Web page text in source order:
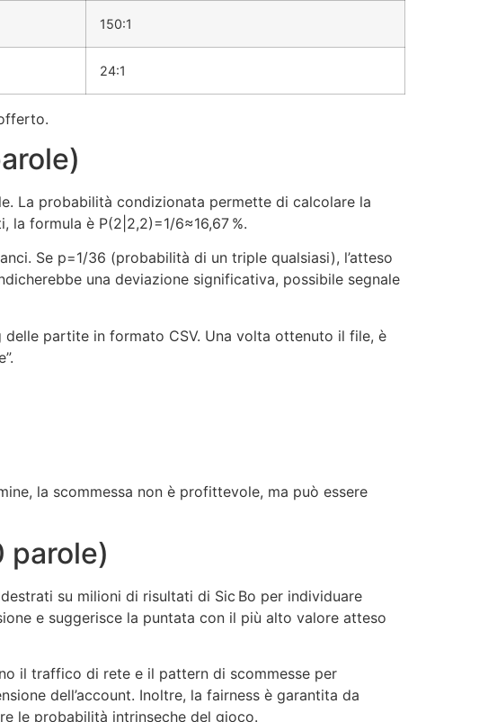
150:1
24:1
La probabilità condizionata permette di calcolare la
la formula è P(2|2,2)=1/6≈16,67 %.
Se p=1/36 (probabilità di un triple qualsiasi), l’atteso
una deviazione significativa, possibile segnale
partite in formato CSV. Una volta ottenuto il file, è
la scommessa non è profittevole, ma può essere
parole)
su milioni di risultati di Sic Bo per individuare
e suggerisce la puntata con il più alto valore atteso
il traffico di rete e il pattern di scommesse per
dell’account. Inoltre, la fairness è garantita da
le probabilità intrinseche del gioco.